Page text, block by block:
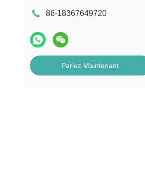
86-18367649720
Parlez Maintenant.